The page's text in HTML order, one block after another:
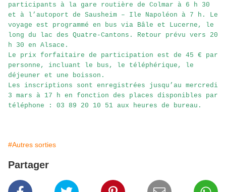
participants à la gare routière de Colmar à 6 h 30
et à l’autoport de Sausheim – Ile Napoléon à 7 h. Le
voyage est programmé en bus via Bâle et Lucerne, le
long du lac des Quatre-Cantons. Retour prévu vers 20
h 30 en Alsace.
Le prix forfaitaire de participation est de 45 € par
personne, incluant le bus, le téléphérique, le
déjeuner et une boisson.
Les inscriptions sont enregistrées jusqu’au mercredi
3 mars à 17 h en fonction des places disponibles par
téléphone : 03 89 20 10 51 aux heures de bureau.
#Autres sorties
Partager